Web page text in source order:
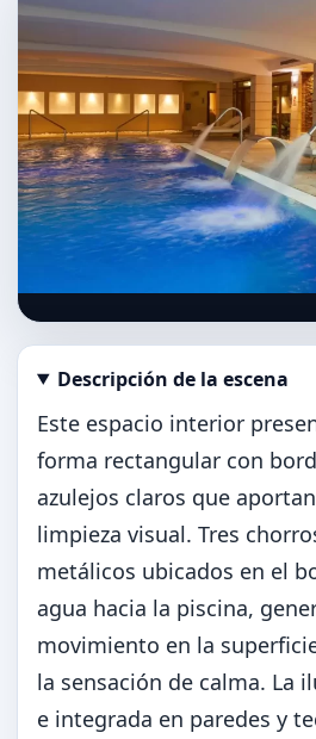
Abrir imagen en tamaño completo
Descripción de la escena
Este espacio interior
forma rectangular con
azulejos claros que
limpieza visual. Tres
metálicos ubicados en el
agua hacia la piscina,
movimiento en la
la sensación de calma. La
e integrada en paredes y